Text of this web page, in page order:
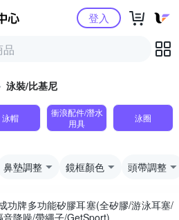
Yahoo購物中心登入
泳裝/比基尼
泳帽
衝浪配件/潛水
用具
泳圈
鼻墊調整 鏡框顏色 頭帶調整
功牌多功能矽膠耳塞(全矽膠/游泳耳塞/